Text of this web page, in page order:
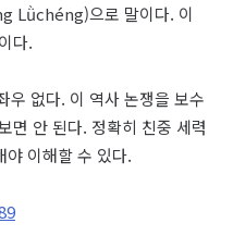
Lǜchéng)으로 말이다. 이
다.
우 없다. 이 역사 논쟁을 보수
면 안 된다. 정확히 친중 세력
야 이해할 수 있다.